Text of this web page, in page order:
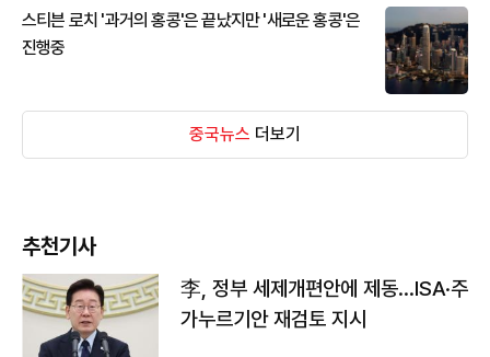
스티븐 로치 '과거의 홍콩'은 끝났지만 '새로운 홍콩'은
진행중
중국뉴스 더보기
추천기사
李, 정부 세제개편안에 제동…ISA·주
가누르기안 재검토 지시